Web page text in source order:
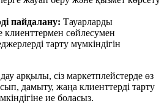
пайдалану: Тауарларды
сөйлесумен
тарту мүмкіндігін
арқылы, сіз маркетплейстерде өз
дамыту, жаңа клиенттерді тарту
ие боласыз.